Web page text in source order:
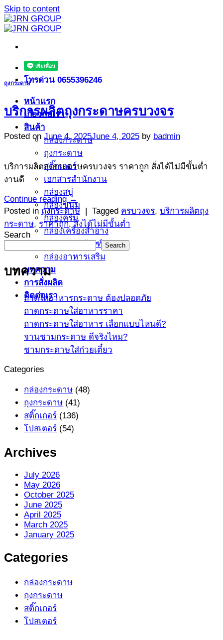
Skip to content
โทรด่วน 0655396246
หน้าแรก
เกี่ยวกับเรา
สินค้า
กล่องกระดาษ
ถุงกระดาษ
สติ๊กเกอร์
เอกสารสำนักงาน
กล่องสบู่
กล่องขนม
กล่องครีม
กล่องเครื่องสำอาง
กล่องบรรจุภัณฑ์
กล่องอาหารเสริม
บทความ
การสั่งผลิด
ติดต่อเรา
ถุงกระดาษ
บริการผลิตถุงกระดาษครบวงจร
Posted on June 4, 2025June 4, 2025 by badmin
บริการผลิตถุงกระดาษครบวงจร ราคาถูก สั่งได้ไม่มีขั้นต่ำ
งานดี
Continue reading→
Posted in ถุงกระดาษ | Tagged ครบวงจร, บริการผลิตถุง
กระดาษ, ราคาถูก,สั่งได้ไม่มีขั้นต่ำ
Search
Search
บทความ
ถาดใส่อาหารกระดาษ ต้องปลอดภัย
ถาดกระดาษใส่อาหารราคา
ถาดกระดาษใส่อาหาร เลือกแบบไหนดี?
จานชามกระดาษ ดีจริงไหม?
ชามกระดาษใส่ก๋วยเตี๋ยว
Categories
กล่องกระดาษ (48)
ถุงกระดาษ (41)
สติ๊กเกอร์ (136)
โปสเตอร์ (54)
Archives
July 2026
May 2026
October 2025
June 2025
April 2025
March 2025
January 2025
Categories
กล่องกระดาษ
ถุงกระดาษ
สติ๊กเกอร์
โปสเตอร์